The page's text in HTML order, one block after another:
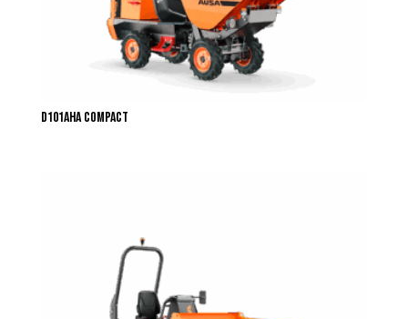
D101AHA COMPACT